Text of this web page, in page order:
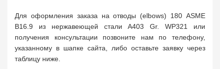
Бобышка
Втулка для фланца
Для оформления заказа на отводы (elbows) 180 ASME
B16.9 из нержавеющей стали A403 Gr. WP321 или
получения консультации позвоните нам по телефону,
указанному в шапке сайта, либо оставьте заявку через
таблицу ниже.